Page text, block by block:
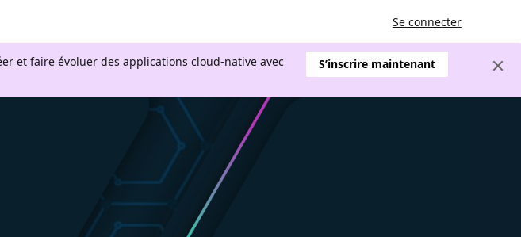
Se connecter
et faire évoluer des applications cloud-native avec
S’inscrire maintenant